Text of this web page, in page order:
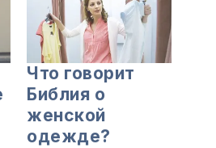
Что говорит
Библия о
женской
одежде?